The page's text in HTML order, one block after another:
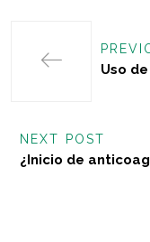
Uso
NEXT POST
¿Inicio de